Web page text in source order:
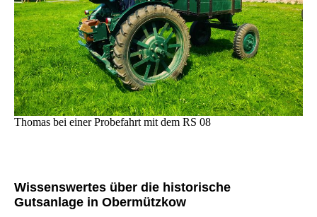
Thomas bei einer Probefahrt mit dem RS 08
Wissenswertes über die historische
Gutsanlage in Obermützkow